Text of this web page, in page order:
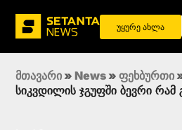
უყურე ახლა
მთავარი » News » ფეხბურთი
სიკვდილის ჯგუფში ბევრი რამ